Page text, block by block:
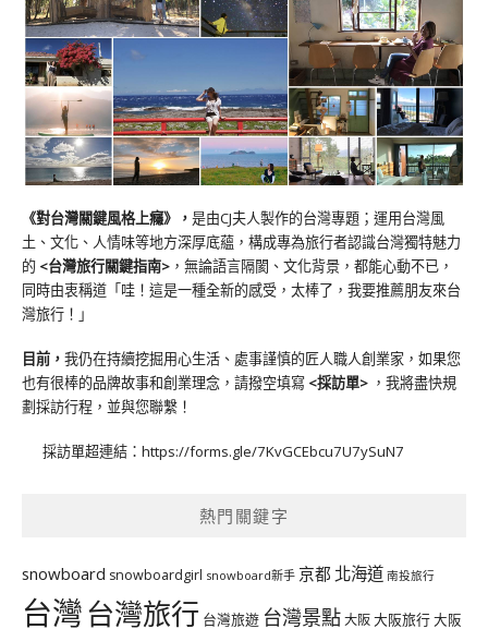
《對台灣關鍵風格上癮》 ， 是由CJ夫人製作的台灣專題；運用台灣風
土、文化、人情味等地方深厚底蘊，構成專為旅行者認識台灣獨特魅力
的 <台灣旅行關鍵指南> ，無論語言隔閡、文化背景，都能心動不已，
同時由衷稱道「哇！這是一種全新的感受，太棒了，我要推薦朋友來台
灣旅行！」
目前， 我仍在持續挖掘用心生活、處事謹慎的匠人職人創業家，如果您
也有很棒的品牌故事和創業理念，請撥空填寫 <採訪單> ，我將盡快規
劃採訪行程，並與您聯繫！
採訪單超連結： https://forms.gle/7KvGCEbcu7U7ySuN7
熱門關鍵字
snowboard snowboardgirl snowboard新手 京都 北海道 南投旅行
台灣台灣旅行 台灣旅遊 台灣景點大阪大阪旅行大阪